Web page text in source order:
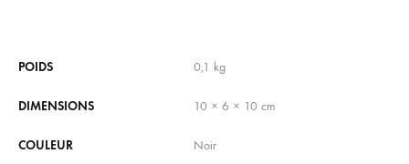
POIDS 0,1 kg
DIMENSIONS 10 × 6 × 10 cm
COULEUR Noir